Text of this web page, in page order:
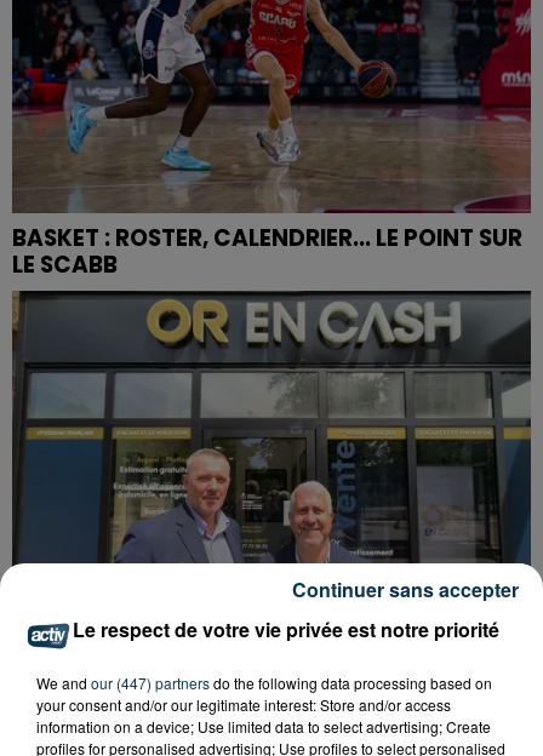
BASKET : ROSTER, CALENDRIER... LE POINT SUR
LE SCABB
À ROANNE, OR EN CASH DONNE ACCÈS AUX
AVANTAGES DE L’INVESTISSEMENT...
Le respect de votre vie privée est notre priorité
We and our (447) partnersdo the following data processing based on
your consent and/or our legitimate interest: Store and/or access
information on a device; Use limited data to select advertising; Create
profiles for personalised advertising; Use profiles to select personalised
Continuer sans accepter